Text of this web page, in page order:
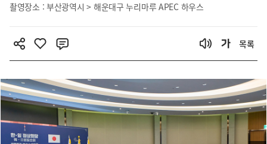
촬영장소 : 부산광역시 > 해운대구 누리마루 APEC 하우스
목록